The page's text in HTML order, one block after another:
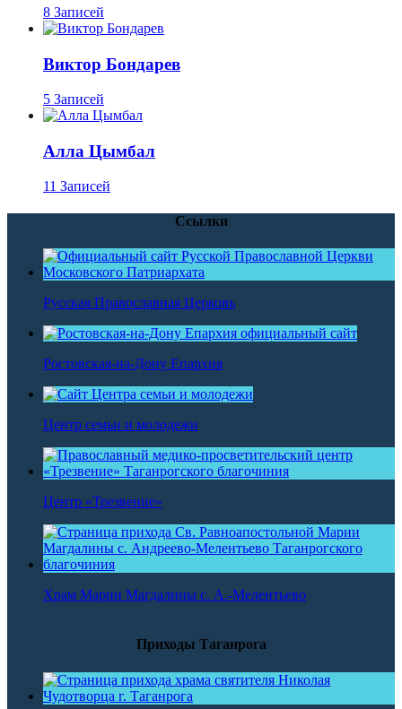
8 Записей
Виктор Бондарев
5 Записей
Алла Цымбал
11 Записей
Ссылки
Русская Православная Церковь
Ростовская-на-Дону Епархия
Центр семьи и молодежи
Центр «Трезвение»
Храм Марии Магдалины с. А.-Мелентьево
Приходы Таганрога